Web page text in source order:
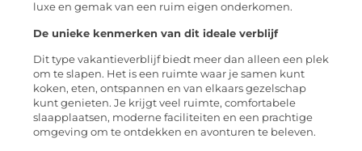
luxe en gemak van een ruim eigen onderkomen.
De unieke kenmerken van dit ideale verblijf
Dit type vakantieverblijf biedt meer dan alleen een plek
om te slapen. Het is een ruimte waar je samen kunt
koken, eten, ontspannen en van elkaars gezelschap
kunt genieten. Je krijgt veel ruimte, comfortabele
slaapplaatsen, moderne faciliteiten en een prachtige
omgeving om te ontdekken en avonturen te beleven.